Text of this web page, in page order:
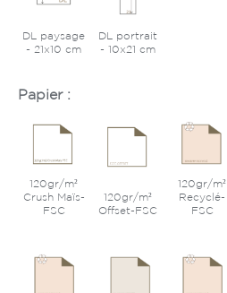
DL paysage
- 21x10 cm
DL portrait
- 10x21 cm
Papier :
120gr/m²
Crush Maïs-
FSC
120gr/m²
Offset-FSC
120gr/m²
Recyclé-
FSC